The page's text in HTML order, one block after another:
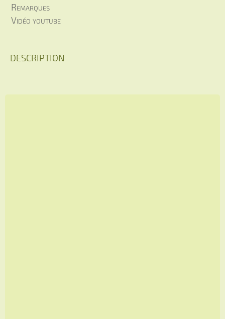
Remarques
Vidéo youtube
DESCRIPTION